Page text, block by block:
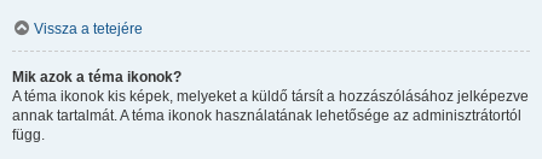
Vissza a tetejére
Mik azok a téma ikonok?
A téma ikonok kis képek, melyeket a küldő társít a hozzászólásához jelképezve
annak tartalmát. A téma ikonok használatának lehetősége az adminisztrátortól
függ.